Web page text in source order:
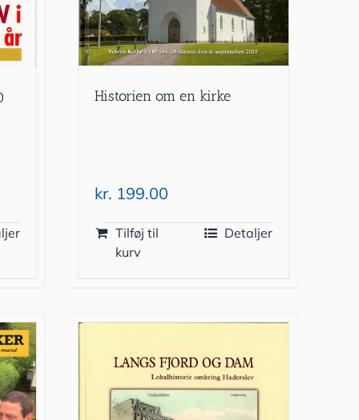
Historien om en kirke
kr. 199.00
Tilføj til
kurv
Detaljer